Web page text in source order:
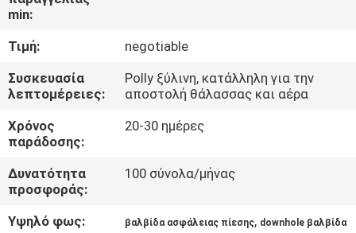
ΠΟΙΟΤΙΚΌΣ
ΈΛΕΓΧΟΣ
ΕΛΆΤΕ
ΣΕ
ΕΠΑΦΉ
ΜΕ
min:
Τιμή:
negotiable
Συσκευασία
λεπτομέρειες:
Polly ξύλινη, κατάλληλη για την
αποστολή θάλασσας και αέρα
Χρόνος
παράδοσης:
20-30 ημέρες
Δυνατότητα
προσφοράς:
100 σύνολα/μήνας
Υψηλό φως: βαλβίδα ασφάλειας πίεσης, downhole βαλβίδα